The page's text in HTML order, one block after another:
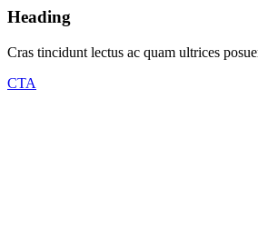
Heading
Cras tincidunt lectus ac quam ultrices
CTA